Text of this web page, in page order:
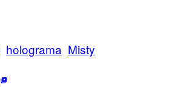
holograma Misty